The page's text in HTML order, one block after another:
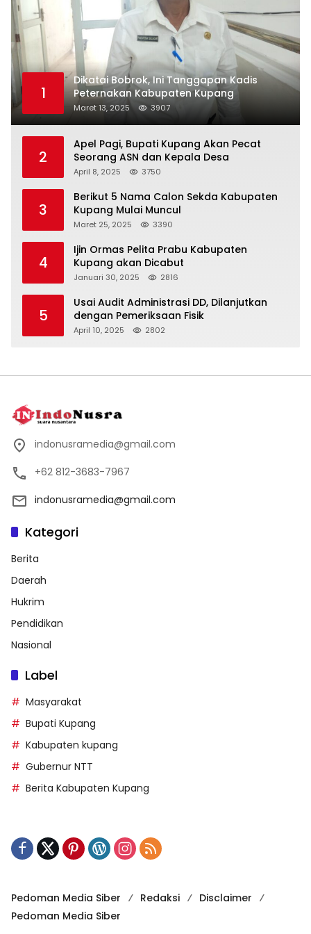
1
Dikatai Bobrok, Ini Tanggapan Kadis
Peternakan Kabupaten Kupang
Maret 13, 2025 3907
2
Apel Pagi, Bupati Kupang Akan Pecat
Seorang ASN dan Kepala Desa
April 8, 2025 3750
3
Berikut 5 Nama Calon Sekda Kabupaten
Kupang Mulai Muncul
Maret 25, 2025 3390
4
Ijin Ormas Pelita Prabu Kabupaten
Kupang akan Dicabut
Januari 30, 2025 2816
5
Usai Audit Administrasi DD, Dilanjutkan
dengan Pemeriksaan Fisik
April 10, 2025 2802
indonusramedia@gmail.com
+62 812-3683-7967
indonusramedia@gmail.com
Kategori
Berita
Daerah
Hukrim
Pendidikan
Nasional
Label
Masyarakat
Bupati Kupang
Kabupaten kupang
Gubernur NTT
Berita Kabupaten Kupang
Pedoman Media Siber Redaksi
Disclaimer
Pedoman Media Siber